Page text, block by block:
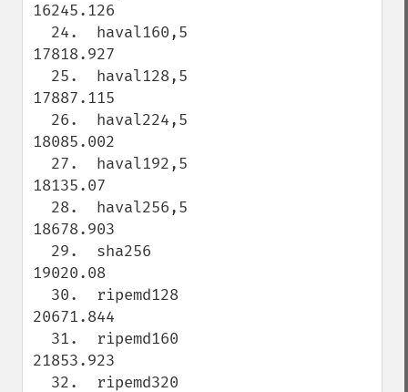
16245.126
17818.927
17887.115
18085.002
18135.07
18678.903
19020.08
20671.844
21853.923